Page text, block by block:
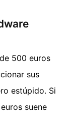
500 euros
sus
estúpido. Si
suene